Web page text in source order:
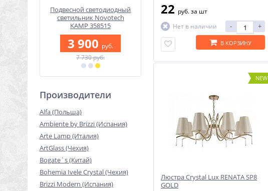
Подвесной светодиодный
светильник Novotech
KAMP 358515
3 900 руб.
7 730 руб.
Подвесной светодиодный
светильник Lumion LENNY
3724/24L
7 490
руб.
Производители
Alfa (Польша)
Ambiente by Brizzi (Испания)
Arte Lamp (Италия)
ArtGlass (Чехия)
Bogate`s (Китай)
Bohemia Ivele Crystal (Чехия)
Brizzi Modern (Испания)
22 руб.за шт
Нет в наличии
- +
В КОРЗИНУ
NEW
Люстра Crystal Lux RENATA SP8
GOLD